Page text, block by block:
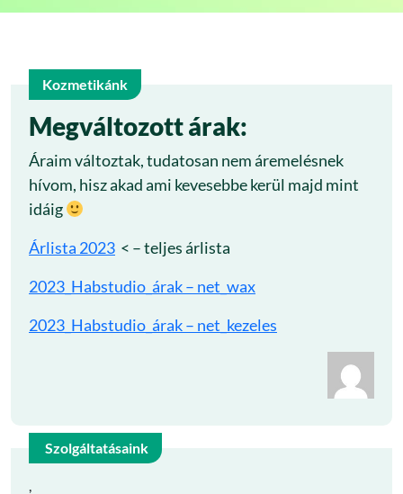
20
márc
Kozmetikánk
Megváltozott árak:
Áraim változtak, tudatosan nem áremelésnek
hívom, hisz akad ami kevesebbe kerül majd mint
idáig
Árlista 2023 < – teljes árlista
2023_Habstudio_árak – net_wax
2023_Habstudio_árak – net_kezeles
Kozmetikánk
,
Szolgáltatásaink